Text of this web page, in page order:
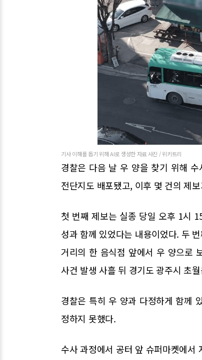
기사 이해를 돕기 위해 AI로 생성한 자료 사진 / 위키트리
경찰은 다음 날 우 양을 찾기 위해
전단지도 배포됐고, 이후 몇 건의 제
첫 번째 제보는 실종 당일 오후 1시
성과 함께 있었다는 내용이었다. 두
거리의 한 음식점 앞에서 우 양으로
사건 발생 사흘 뒤 경기도 광주시 초
경찰은 특히 우 양과 다정하게 함께
정하지 못했다.
수사 과정에서 공터 앞 슈퍼마켓에서